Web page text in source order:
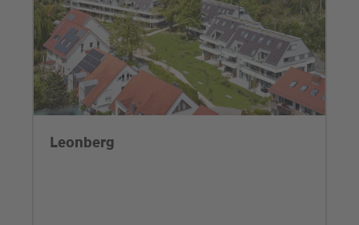
Leonberg